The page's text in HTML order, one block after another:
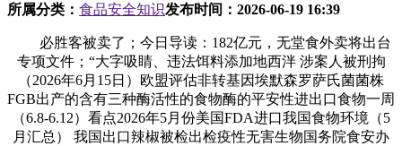
所属分类： 食品安全知识发布时间： 2026-06-19 16:39
必胜客被卖了；今日导读：182亿元，无堂食外卖将出台
专项文件；“大字吸睛、违法饵料添加地西泮 涉案人被刑拘
（2026年6月15日）欧盟评估非转基因埃默森罗萨氏菌菌株
FGB出产的含有三种酶活性的食物酶的平安性进出口食物一周
（6.8-6.12）看点2026年5月份美国FDA进口我国食物环境（5
月汇总） 我国出口辣椒被检出检疫性无害生物国务院食安办